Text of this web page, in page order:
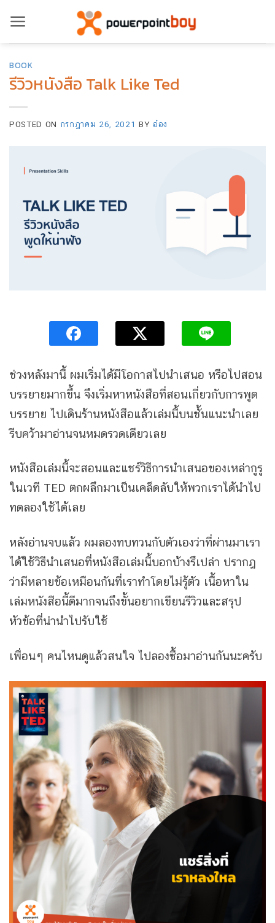
ไป
เนื้อหา
BOOK
รีวิวหนังสือ Talk Like Ted
POSTED ON กรกฎาคม 26, 2021 BY อ๋อง
ช่วงหลังมานี้ ผมเริ่มได้มีโอกาสไปนำเสนอ หรือไปสอน
บรรยายมากขึ้น จึงเริ่มหาหนังสือที่สอนเกี่ยวกับการพูด
บรรยาย ไปเดินร้านหนังสือแล้วเล่มนี้บนชั้นแนะนำเลย
รีบคว้ามาอ่านจนหมดรวดเดียวเลย
หนังสือเล่มนี้จะสอนและแชร์วิธีการนำเสนอของเหล่ากูรู
ในเวที TED ตกผลึกมาเป็นเคล็ดลับให้พวกเราได้นำไป
ทดลองใช้ได้เลย
หลังอ่านจบแล้ว ผมลองทบทวนกับตัวเองว่าที่ผ่านมาเรา
ได้ใช้วิธีนำเสนอที่หนังสือเล่มนี้บอกบ้างรึเปล่า ปรากฎ
ว่ามีหลายข้อเหมือนกันที่เราทำโดยไม่รู้ตัว เนื้อหาใน
เล่มหนังสือนี้ดีมากจนถึงขั้นอยากเขียนรีวิวและสรุป
หัวข้อที่น่านำไปรับใช้
เพื่อนๆ คนไหนดูแล้วสนใจ ไปลองซื้อมาอ่านกันนะครับ